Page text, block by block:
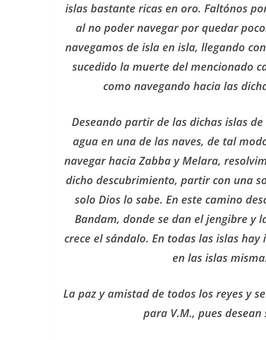
islas bastante ricas en oro. Faltónos
al no poder navegar por quedar
navegamos de isla en isla, llegando
sucedido la muerte del mencionado
como navegando hacia las
Deseando partir de las dichas islas
agua en una de las naves, de tal
navegar hacia Zabba y Melara,
dicho descubrimiento, partir con una
solo Dios lo sabe. En este camino
Bandam, donde se dan el jengibre y
crece el sándalo. En todas las islas
en las islas
La paz y amistad de todos los reyes y
para V.M., pues